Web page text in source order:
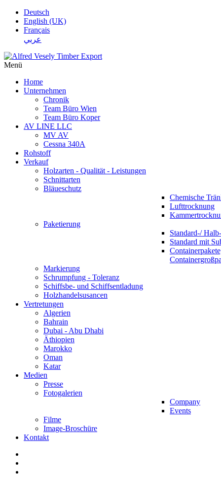
Deutsch
English (UK)
Français
عربي
Menü
Home
Unternehmen
Chronik
Team Büro Wien
Team Büro Koper
AV LINE LLC
MV AV
Cessna 340A
Rohstoff
Verkauf
Holzarten - Qualität - Leistungen
Schnittarten
Bläueschutz
Chemische
Lufttrocknung
Paketierung
Standard-/
Standard mit
Markierung
Schrumpfung - Toleranz
Schiffsbe- und Schiffsentladung
Holzhandelsusancen
Vertretungen
Algerien
Bahrain
Dubai - Abu Dhabi
Äthiopien
Marokko
Oman
Katar
Medien
Presse
Fotogalerien
Company
Events
Filme
Image-Broschüre
Kontakt